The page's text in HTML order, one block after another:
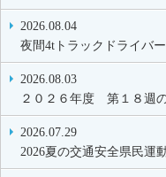
2026.08.04
夜間4tトラックドライバ
2026.08.03
２０２６年度 第１８週
2026.07.29
2026夏の交通安全県民運